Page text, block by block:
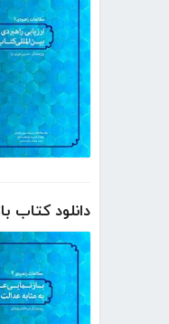
دانلود کتاب